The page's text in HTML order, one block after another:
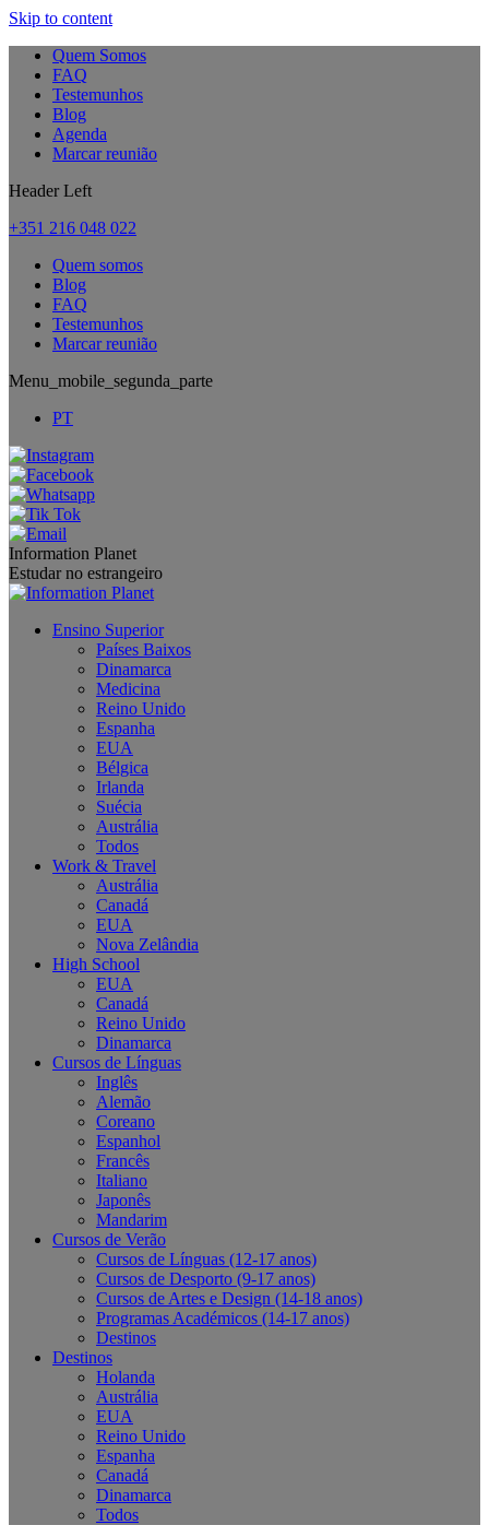
Skip to content
Quem Somos
FAQ
Testemunhos
Blog
Agenda
Marcar reunião
Header Left
+351 216 048 022
Quem somos
Blog
FAQ
Testemunhos
Marcar reunião
Menu_mobile_segunda_parte
PT
Information Planet
Estudar no estrangeiro
Ensino Superior
Países Baixos
Dinamarca
Medicina
Reino Unido
Espanha
EUA
Bélgica
Irlanda
Suécia
Austrália
Todos
Work & Travel
Austrália
Canadá
EUA
Nova Zelândia
High School
EUA
Canadá
Reino Unido
Dinamarca
Cursos de Línguas
Inglês
Alemão
Coreano
Espanhol
Francês
Italiano
Japonês
Mandarim
Cursos de Verão
Cursos de Línguas (12-17 anos)
Cursos de Desporto (9-17 anos)
Cursos de Artes e Design (14-18 anos)
Programas Académicos (14-17 anos)
Destinos
Destinos
Holanda
Austrália
EUA
Reino Unido
Espanha
Canadá
Dinamarca
Todos